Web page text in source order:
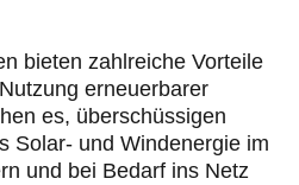
bieten zahlreiche Vorteile
erneuerbarer
es, überschüssigen
Solar- und Windenergie im
und bei Bedarf ins Netz